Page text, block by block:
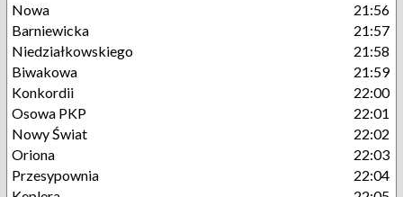
Nowa
21:56
Barniewicka
21:57
Niedziałkowskiego
21:58
Biwakowa
21:59
Konkordii
22:00
Osowa PKP
22:01
Nowy Świat
22:02
Oriona
22:03
Przesypownia
22:04